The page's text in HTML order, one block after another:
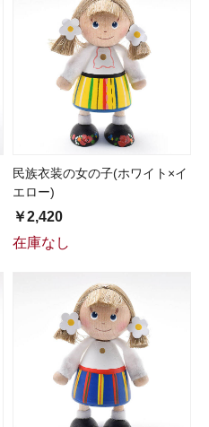
民族衣装の女の子(ホワイト×イ
エロー)
￥2,420
在庫なし